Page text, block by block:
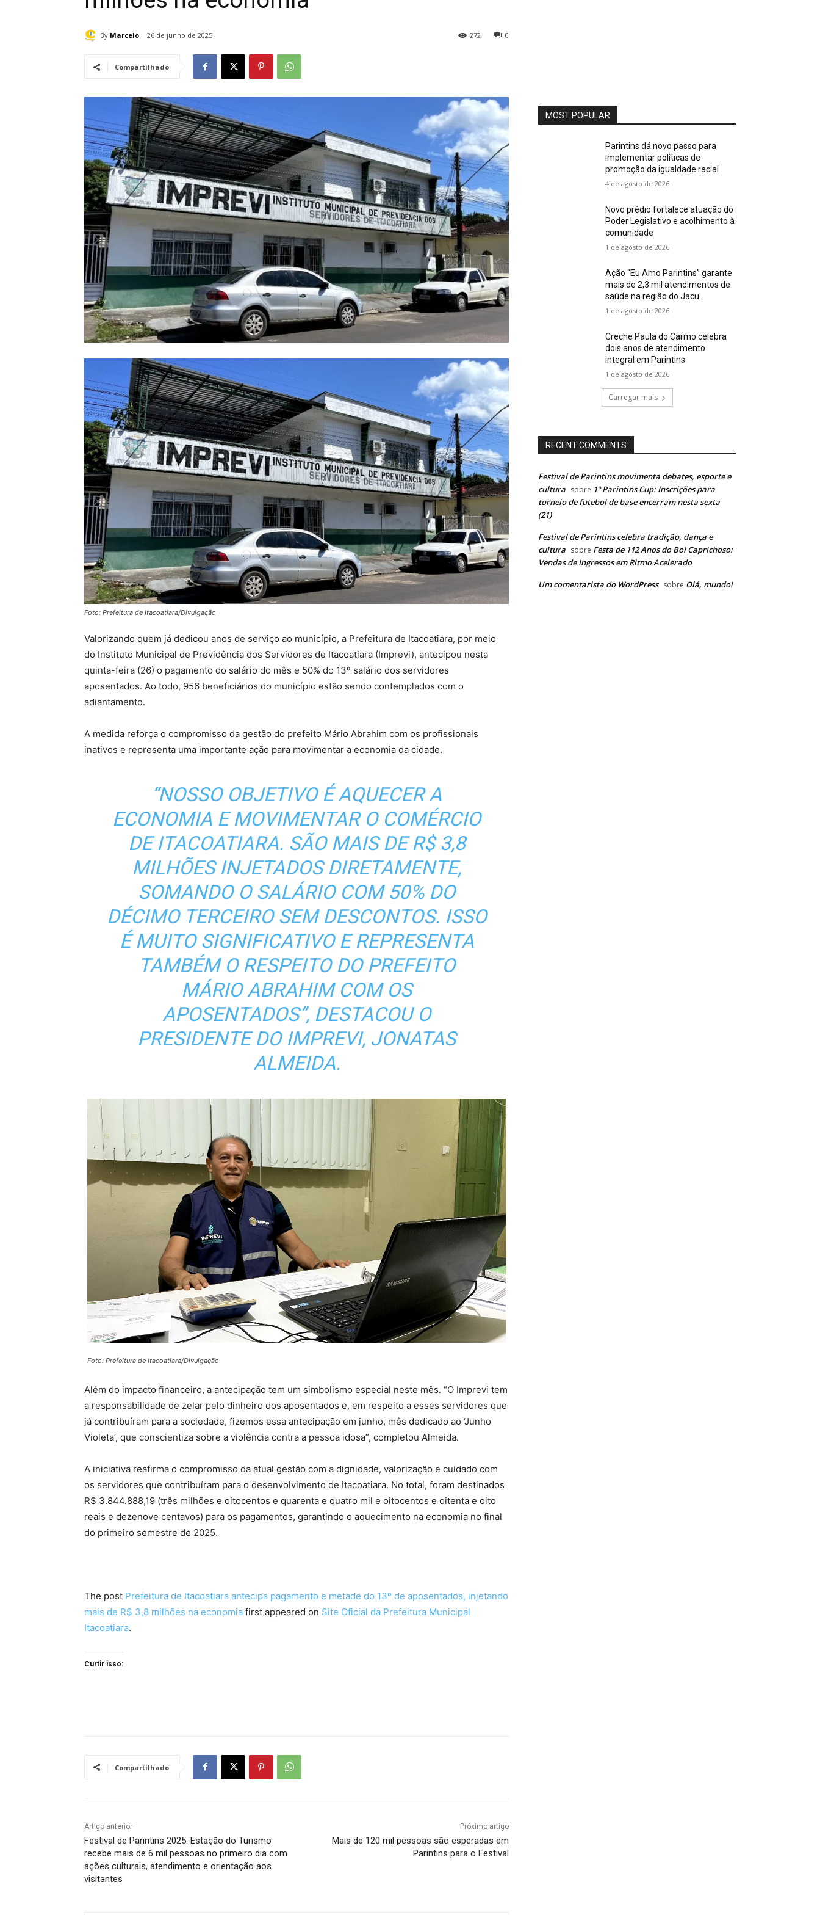
By Marcelo 26 de junho de 2025 0
272
Compartilhado
Foto: Prefeitura de Itacoatiara/Divulgação
Valorizando quem já dedicou anos de serviço ao município, a Prefeitura de Itacoatiara, por meio
do Instituto Municipal de Previdência dos Servidores de Itacoatiara (Imprevi), antecipou nesta
quinta-feira (26) o pagamento do salário do mês e 50% do 13º salário dos servidores
aposentados. Ao todo, 956 beneficiários do município estão sendo contemplados com o
adiantamento.
A medida reforça o compromisso da gestão do prefeito Mário Abrahim com os profissionais
inativos e representa uma importante ação para movimentar a economia da cidade.
“NOSSO OBJETIVO É AQUECER A
ECONOMIA E MOVIMENTAR O COMÉRCIO
DE ITACOATIARA. SÃO MAIS DE R$ 3,8
MILHÕES INJETADOS DIRETAMENTE,
SOMANDO O SALÁRIO COM 50% DO
DÉCIMO TERCEIRO SEM DESCONTOS. ISSO
É MUITO SIGNIFICATIVO E REPRESENTA
TAMBÉM O RESPEITO DO PREFEITO
MÁRIO ABRAHIM COM OS
APOSENTADOS”, DESTACOU O
PRESIDENTE DO IMPREVI, JONATAS
ALMEIDA.
Foto: Prefeitura de Itacoatiara/Divulgação
Além do impacto financeiro, a antecipação tem um simbolismo especial neste mês. “O Imprevi tem
a responsabilidade de zelar pelo dinheiro dos aposentados e, em respeito a esses servidores que
já contribuíram para a sociedade, fizemos essa antecipação em junho, mês dedicado ao ‘Junho
Violeta’, que conscientiza sobre a violência contra a pessoa idosa”, completou Almeida.
A iniciativa reafirma o compromisso da atual gestão com a dignidade, valorização e cuidado com
os servidores que contribuíram para o desenvolvimento de Itacoatiara. No total, foram destinados
R$ 3.844.888,19 (três milhões e oitocentos e quarenta e quatro mil e oitocentos e oitenta e oito
reais e dezenove centavos) para os pagamentos, garantindo o aquecimento na economia no final
do primeiro semestre de 2025.
The post Prefeitura de Itacoatiara antecipa pagamento e metade do 13º de aposentados, injetando
mais de R$ 3,8 milhões na economia first appeared on Site Oficial da Prefeitura Municipal
Itacoatiara.
Curtir isso:
Compartilhado
Artigo anterior
Festival de Parintins 2025: Estação do Turismo
recebe mais de 6 mil pessoas no primeiro dia com
ações culturais, atendimento e orientação aos
visitantes
Próximo artigo
Mais de 120 mil pessoas são esperadas em
Parintins para o Festival
MOST POPULAR
Parintins dá novo passo para
implementar políticas de
promoção da igualdade racial
4 de agosto de 2026
Novo prédio fortalece atuação do
Poder Legislativo e acolhimento à
comunidade
1 de agosto de 2026
Ação “Eu Amo Parintins” garante
mais de 2,3 mil atendimentos de
saúde na região do Jacu
1 de agosto de 2026
Creche Paula do Carmo celebra
dois anos de atendimento
integral em Parintins
1 de agosto de 2026
Carregar mais
RECENT COMMENTS
Festival de Parintins movimenta debates, esporte e
cultura sobre 1º Parintins Cup: Inscrições para
torneio de futebol de base encerram nesta sexta
(21)
Festival de Parintins celebra tradição, dança e
cultura sobre Festa de 112 Anos do Boi Caprichoso:
Vendas de Ingressos em Ritmo Acelerado
Um comentarista do WordPress sobre Olá, mundo!